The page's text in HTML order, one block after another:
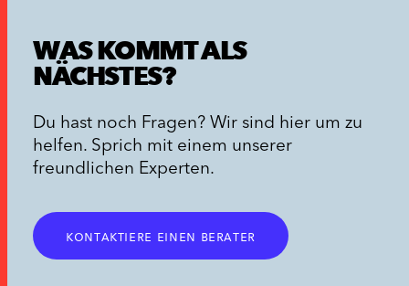
WAS KOMMT ALS
NÄCHSTES?
Du hast noch Fragen? Wir sind hier um zu
helfen. Sprich mit einem unserer
freundlichen Experten.
kontaktiere einen berater